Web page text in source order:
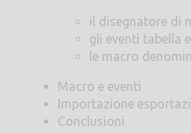
il disegnatore di
gli eventi tabella
le macro
Macro e eventi
Importazione
Conclusioni